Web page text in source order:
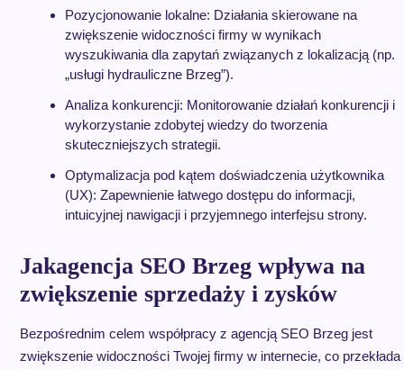
Pozycjonowanie lokalne: Działania skierowane na
zwiększenie widoczności firmy w wynikach
wyszukiwania dla zapytań związanych z lokalizacją (np.
„usługi hydrauliczne Brzeg”).
Analiza konkurencji: Monitorowanie działań konkurencji i
wykorzystanie zdobytej wiedzy do tworzenia
skuteczniejszych strategii.
Optymalizacja pod kątem doświadczenia użytkownika
(UX): Zapewnienie łatwego dostępu do informacji,
intuicyjnej nawigacji i przyjemnego interfejsu strony.
Jakagencja SEO Brzeg wpływa na
zwiększenie sprzedaży i zysków
Bezpośrednim celem współpracy z agencją SEO Brzeg jest
zwiększenie widoczności Twojej firmy w internecie, co przekłada